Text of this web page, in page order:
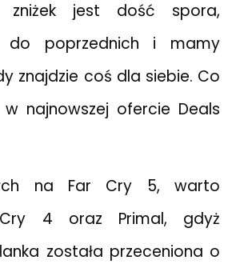
zniżek jest dość spora,
do poprzednich i mamy
znajdzie coś dla siebie. Co
najnowszej ofercie Deals
na Far Cry 5, warto
4 oraz Primal, gdyż
została przeceniona o